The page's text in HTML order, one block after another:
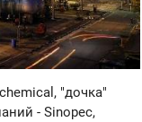
"дочка"
- Sinopec,